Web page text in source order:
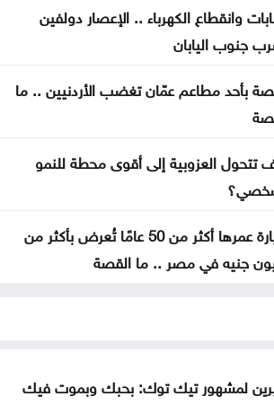
وانقطاع الكهرباء .. الإعصار دولفين
جنوب اليابان
بأحد مطاعم عمّان تغضب الأردنيين .. ما
تتحول العزوبية إلى أقوى محطة للنمو
سيارة عمرها أكثر من 50 عامًا تُعرض بأكثر من
جنيه في مصر .. ما القصة
لمشهور تيك توك: بحبك وبموت فيك